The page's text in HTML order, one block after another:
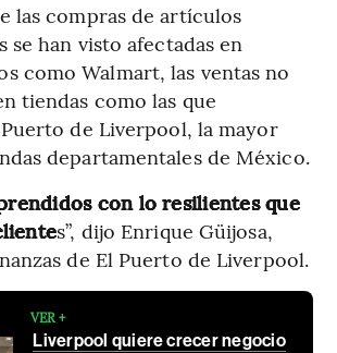
las compras de artículos
se han visto afectadas en
como Walmart, las ventas no
tiendas como las que
de Liverpool, la mayor
departamentales de México.
con lo resilientes que
s”, dijo Enrique Güijosa,
de El Puerto de Liverpool.
VER +
Liverpool quiere crecer negocio